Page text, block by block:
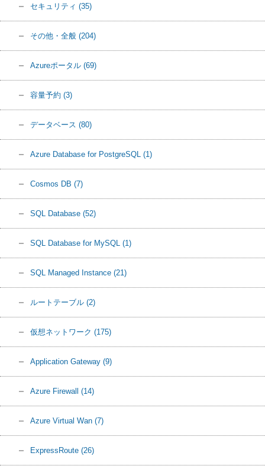
セキュリティ (35)
その他・全般 (204)
Azureポータル (69)
容量予約 (3)
データベース (80)
Azure Database for PostgreSQL (1)
Cosmos DB (7)
SQL Database (52)
SQL Database for MySQL (1)
SQL Managed Instance (21)
ルートテーブル (2)
仮想ネットワーク (175)
Application Gateway (9)
Azure Firewall (14)
Azure Virtual Wan (7)
ExpressRoute (26)